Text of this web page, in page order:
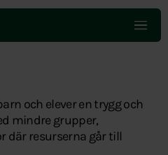
och elever en trygg och
mindre grupper,
där resurserna går till